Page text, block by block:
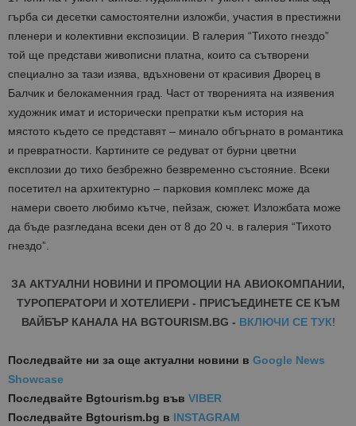
гърба си десетки самостоятелни изложби, участия в престижни
пленери и колективни експозиции. В галерия “Тихото гнездо”
той ще представи живописни платна, които са сътворени
специално за тази изява, вдъхновени от красивия Дворец в
Балчик и белокаменния град. Част от творенията на изявения
художник имат и исторически препратки към история на
мястото където се представят – минало обгърнато в романтика
и превратности. Картините се редуват от бурни цветни
експлозии до тихо безбрежно безвременно състояние. Всеки
посетител на архитектурно – парковия комплекс може да
намери своето любимо кътче, пейзаж, сюжет. Изложбата може
да бъде разгледана всеки ден от 8 до 20 ч. в галерия “Тихото
гнездо”.
ЗА АКТУАЛНИ НОВИНИ И ПРОМОЦИИ НА АВИОКОМПАНИИ,
ТУРОПЕРАТОРИ И ХОТЕЛИЕРИ - ПРИСЪЕДИНЕТЕ СЕ КЪМ
ВАЙБЪР КАНАЛА НА BGTOURISM.BG - ВКЛЮЧИ СЕ ТУК!
Последвайте ни за още актуални новини в Google News
Showcase
Последвайте Bgtourism.bg във VIBER
Последвайте Bgtourism.bg в INSTAGRAM